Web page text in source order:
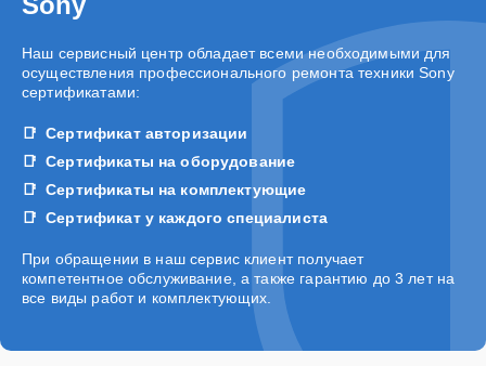
Наш сервисный центр обладает всеми необходимыми для
осуществления профессионального ремонта техники Sony
сертификатами:
Сертификат авторизации
Сертификаты на оборудование
Сертификаты на комплектующие
Сертификат у каждого специалиста
При обращении в наш сервис клиент получает
компетентное обслуживание, а также гарантию до 3 лет на
все виды работ и комплектующих.